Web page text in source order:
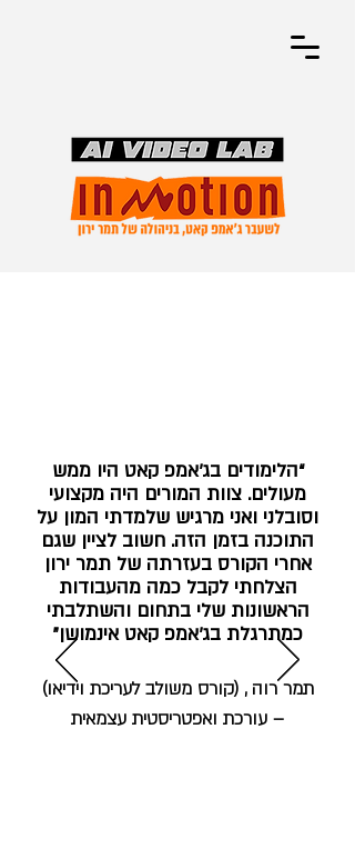
“הלימודים בג׳אמפ קאט היו ממש
מעולים. צוות המורים היה מקצועי
וסובלני ואני מרגיש שלמדתי המון על
התוכנה בזמן הזה. חשוב לציין שגם
אחרי הקורס בעזרתה של תמר ירון
הצלחתי לקבל כמה מהעבודות
הראשונות שלי בתחום והשתלבתי
כמתרגלת בג’אמפ קאט אינמושן"
תמר רוה , (קורס משולב לעריכת וידיאו)
– עורכת ואפטריסטית עצמאית